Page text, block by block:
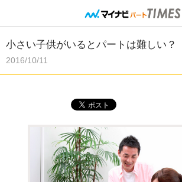
小さい子供がいるとパートは難しい？
2016/10/11